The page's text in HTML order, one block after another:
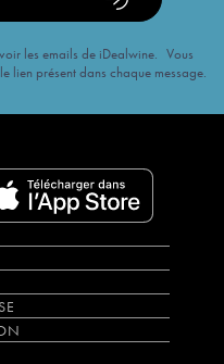
les emails de iDealwine. Vous
lien présent dans chaque message.